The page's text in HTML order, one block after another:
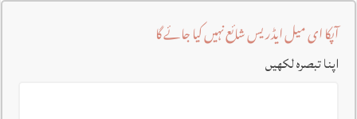
آپکا ای میل ایڈریس شائع نہیں کیا جائے گا
اپنا تبصرہ لکھیں